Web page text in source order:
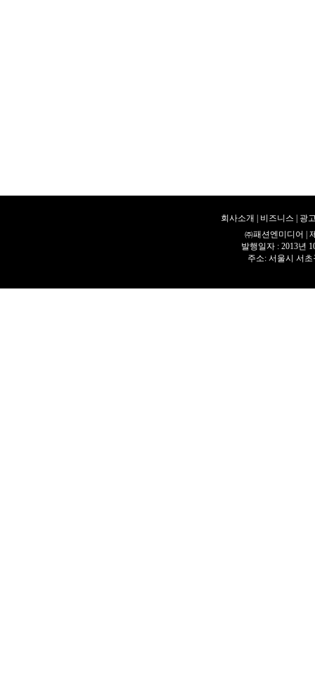
회사소개 | 비즈니스 | 광
㈜패션엔미디어 |
발행일자 : 2013년
주소: 서울시 서초